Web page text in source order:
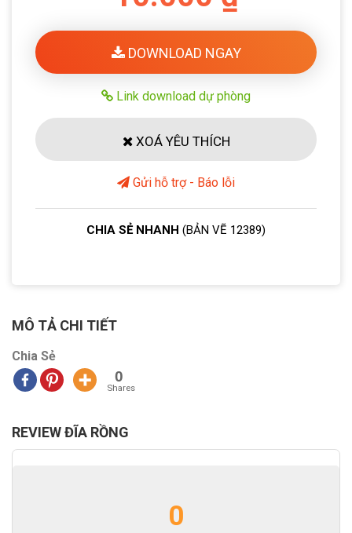
DOWNLOAD NGAY
Link download dự phòng
XOÁ YÊU THÍCH
Gửi hỗ trợ - Báo lỗi
CHIA SẺ NHANH (BẢN VẼ 12389)
MÔ TẢ CHI TIẾT
Chia Sẻ
0
Shares
REVIEW ĐĨA RỒNG
0